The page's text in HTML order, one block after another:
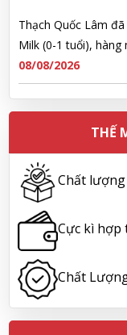
Thạch Quốc Lâm
Milk (0-1 tuổi), hàng
08/08/2026
Ngô Quốc Cường
Milk (0-1 tuổi),
Lê Công Hoàng
não Noguchi Ekisu
08/08/2026
Hoàng Nhật Nam
Soap dạng túi 400ml
08/08/2026
THẾ
Chất
Cực kì hợp
Chất